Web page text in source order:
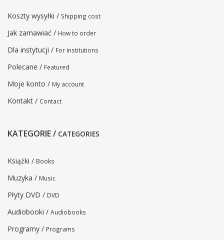
Koszty wysyłki / Shipping cost
Jak zamawiać / How to order
Dla instytucji / For institutions
Polecane / Featured
Moje konto / My account
Kontakt / Contact
KATEGORIE / CATEGORIES
Książki / Books
Muzyka / Music
Płyty DVD / DVD
Audiobooki / Audiobooks
Programy / Programs